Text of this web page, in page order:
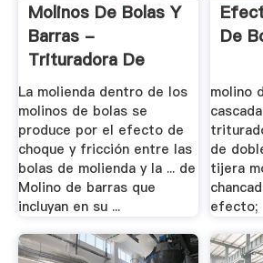
Molinos De Bolas Y
Barras -
Trituradora De
Cono
La molienda dentro de los
molinos de bolas se
produce por el efecto de
choque y fricción entre las
bolas de molienda y la ... de
Molino de barras que
incluyan en su ...
De
molino
de
tijera
efecto;